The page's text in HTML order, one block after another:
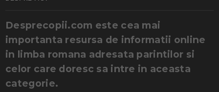
Desprecopii.com este cea mai
importanta resursa de informatii online
in limba romana adresata parintilor si
celor care doresc sa intre in aceasta
categorie.